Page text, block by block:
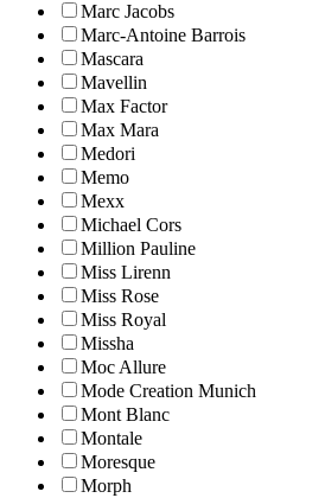
Marc Jacobs
Marc-Antoine Barrois
Mascara
Mavellin
Max Factor
Max Mara
Medori
Memo
Mexx
Michael Cors
Million Pauline
Miss Lirenn
Miss Rose
Miss Royal
Missha
Moc Allure
Mode Creation Munich
Mont Blanc
Montale
Moresque
Morph